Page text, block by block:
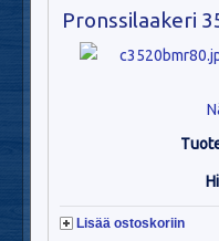
Pronssilaakeri
Lisää ostoskoriin